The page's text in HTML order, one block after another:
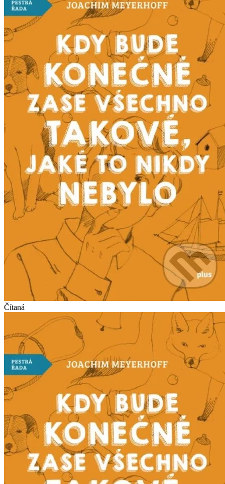
Čítaná